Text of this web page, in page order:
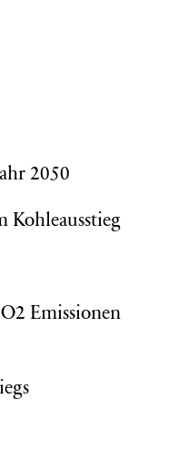
2050
Kohleausstieg
Emissionen